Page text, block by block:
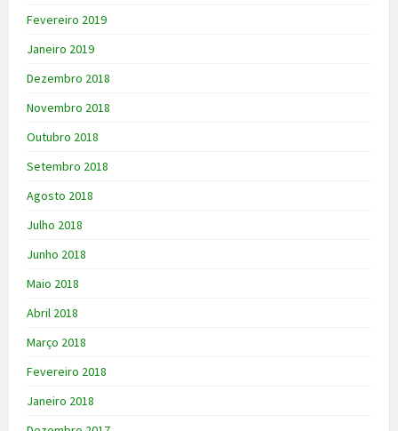
Fevereiro 2019
Janeiro 2019
Dezembro 2018
Novembro 2018
Outubro 2018
Setembro 2018
Agosto 2018
Julho 2018
Junho 2018
Maio 2018
Abril 2018
Março 2018
Fevereiro 2018
Janeiro 2018